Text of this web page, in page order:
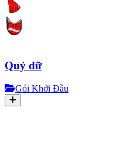
Quỷ dữ
Gói Khởi Đầu